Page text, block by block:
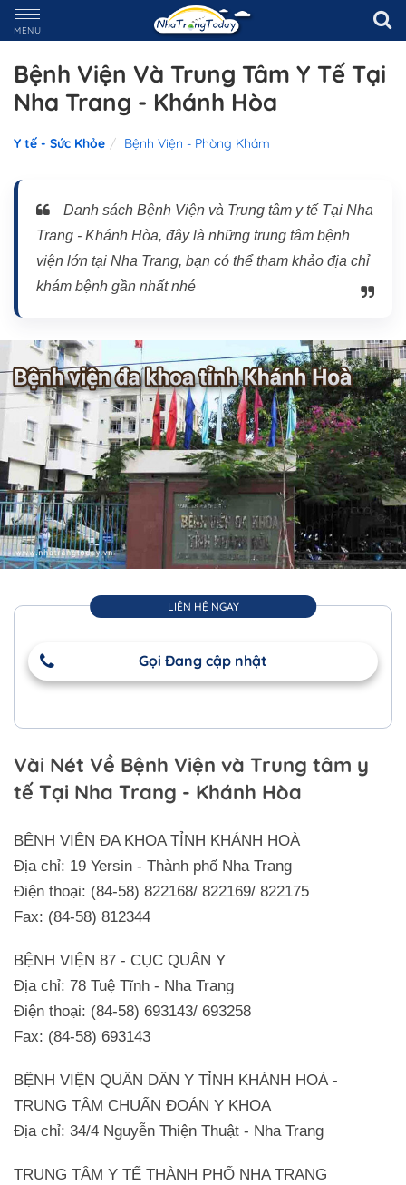
MENU
Bệnh Viện Và Trung Tâm Y Tế Tại
Nha Trang - Khánh Hòa
Y tế - Sức Khỏe Bệnh Viện - Phòng Khám
Danh sách Bệnh Viện và Trung tâm y tế Tại Nha
Trang - Khánh Hòa, đây là những trung tâm bệnh
viện lớn tại Nha Trang, bạn có thể tham khảo địa chỉ
khám bệnh gần nhất nhé
LIÊN HỆ NGAY
Gọi Đang cập nhật
Vài Nét Về Bệnh Viện và Trung tâm y
tế Tại Nha Trang - Khánh Hòa
BỆNH VIỆN ĐA KHOA TỈNH KHÁNH HOÀ
Ðịa chỉ: 19 Yersin - Thành phố Nha Trang
Ðiện thoại: (84-58) 822168/ 822169/ 822175
Fax: (84-58) 812344
BỆNH VIỆN 87 - CỤC QUÂN Y
Ðịa chỉ: 78 Tuệ Tĩnh - Nha Trang
Ðiện thoại: (84-58) 693143/ 693258
Fax: (84-58) 693143
BỆNH VIỆN QUÂN DÂN Y TỈNH KHÁNH HOÀ -
TRUNG TÂM CHUẨN ĐOÁN Y KHOA
Địa chỉ: 34/4 Nguyễn Thiện Thuật - Nha Trang
TRUNG TÂM Y TẾ THÀNH PHỐ NHA TRANG